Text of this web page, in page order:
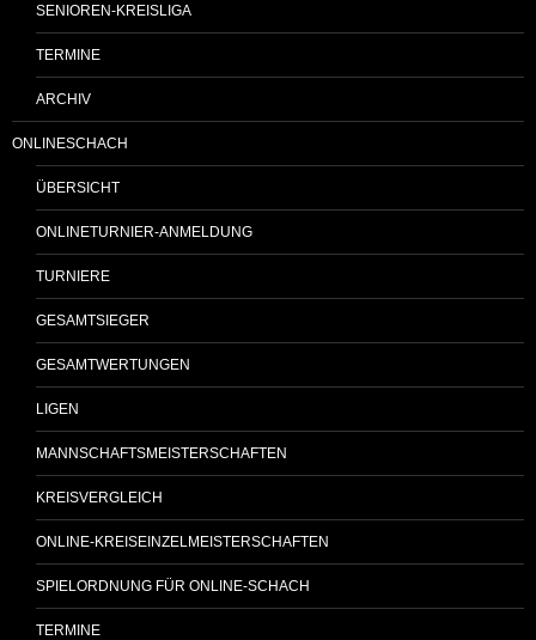
SENIOREN-KREISLIGA
TERMINE
ARCHIV
ONLINESCHACH
ÜBERSICHT
ONLINETURNIER-ANMELDUNG
TURNIERE
GESAMTSIEGER
GESAMTWERTUNGEN
LIGEN
MANNSCHAFTSMEISTERSCHAFTEN
KREISVERGLEICH
ONLINE-KREISEINZELMEISTERSCHAFTEN
SPIELORDNUNG FÜR ONLINE-SCHACH
TERMINE